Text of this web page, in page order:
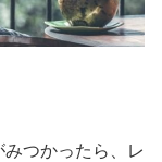
つかったら、レ